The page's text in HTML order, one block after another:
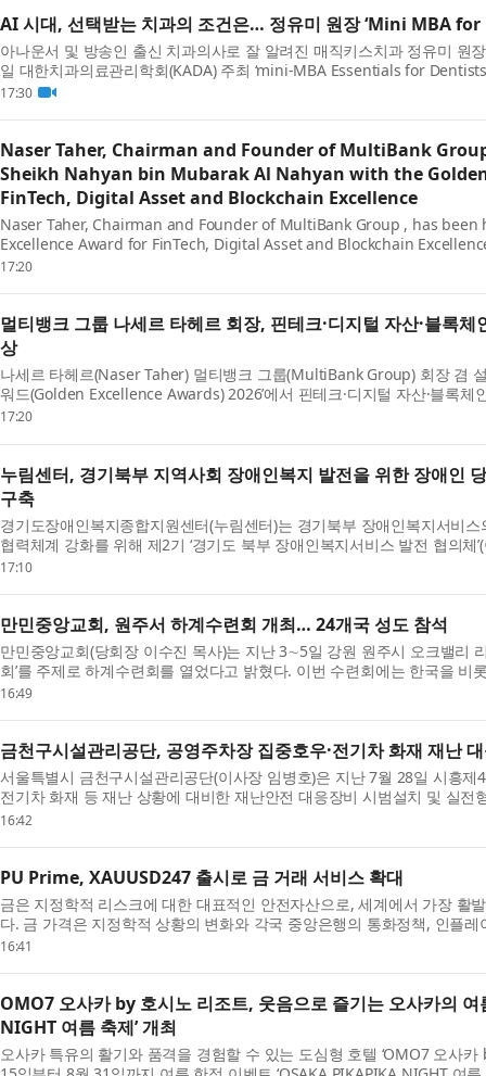
AI 시대, 선택받는 치과의 조건은… 정유미 원장 ‘Mini MBA
아나운서 및 방송인 출신 치과의사로 잘 알려진 매직키스치과 정유미 원
일 대한치과의료관리학회(KADA) 주최 ‘mini-MBA Essentials for
특강은 ‘왜 어떤 치과는 선택받는가?(Why Are Certai...
17:30
Naser Taher, Chairman and Founder of MultiBank
Sheikh Nahyan bin Mubarak Al Nahyan with the
FinTech, Digital Asset and Blockchain Excellence
Naser Taher, Chairman and Founder of MultiBank Group , has
Excellence Award for FinTech, Digital Asset and Blockchain
Awards 2026. The award was presented by H.H. Sheikh Nahyan b...
17:20
멀티뱅크 그룹 나세르 타헤르 회장, 핀테크·디지털 자산·블록체
상
나세르 타헤르(Naser Taher) 멀티뱅크 그룹(MultiBank Group) 회장 겸
워드(Golden Excellence Awards) 2026’에서 핀테크·디지털 자산·블록체
Excellence Award for FinTech, Digital Asset and Blo...
17:20
누림센터, 경기북부 지역사회 장애인복지 발전을 위한 장애인
구축
경기도장애인복지종합지원센터(누림센터)는 경기북부 장애인복지서비
협력체계 강화를 위해 제2기 ‘경기도 북부 장애인복지서비스 발전 협의체
2기 협의체는 장애 당사자 위원의 참여를 확대하고...
17:10
만민중앙교회, 원주서 하계수련회 개최… 24개국 성도 참석
만민중앙교회(당회장 이수진 목사)는 지난 3∼5일 강원 원주시 오크밸리
회’를 주제로 하계수련회를 열었다고 밝혔다. 이번 수련회에는 한국을 비
아, 호주, 영국 등 24개국 성도가 참석했다. 이수...
16:49
금천구시설관리공단, 공영주차장 집중호우·전기차 화재 재난
서울특별시 금천구시설관리공단(이사장 임병호)은 지난 7월 28일 시흥
전기차 화재 등 재난 상황에 대비한 재난안전 대응장비 시범설치 및 실전
련은 공영주차장에서 발생할 수 있는 침수 및 전기차 ...
16:42
PU Prime, XAUUSD247 출시로 금 거래 서비스 확대
금은 지정학적 리스크에 대한 대표적인 안전자산으로, 세계에서 가장 활
다. 금 가격은 지정학적 상황의 변화와 각국 중앙은행의 통화정책, 인플
감하게 반응하며 빠르게 움직이고 있다. 이에 투자...
16:41
OMO7 오사카 by 호시노 리조트, 웃음으로 즐기는 오사카의 여
NIGHT 여름 축제’ 개최
오사카 특유의 활기와 품격을 경험할 수 있는 도심형 호텔 ‘OMO7 오사카